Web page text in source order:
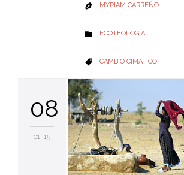
 MYRIAM CARREÑO
 CATEGORY
ECOTEOLOGÍA
 CATEGORY
CAMBIO CIMÁTICO
08
01 '15